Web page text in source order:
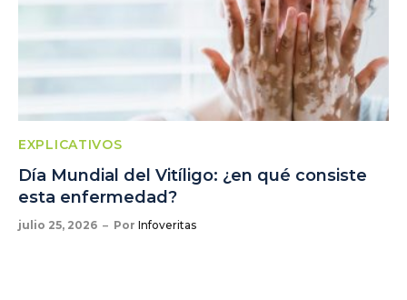
EXPLICATIVOS
Día Mundial del Vitíligo: ¿en qué consiste
esta enfermedad?
julio 25, 2026 Por Infoveritas